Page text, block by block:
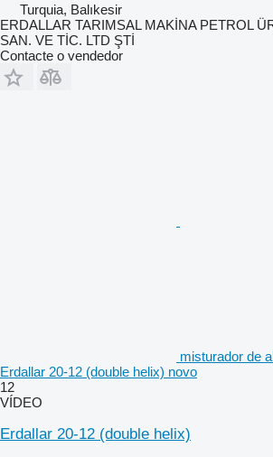
Turquia, Balıkesir
ERDALLAR TARIMSAL MAKİNA PETROL
SAN. VE TİC. LTD ŞTİ
Contacte o vendedor
misturador de
Erdallar 20-12 (double helix) novo
12
VÍDEO
Erdallar 20-12 (double helix)